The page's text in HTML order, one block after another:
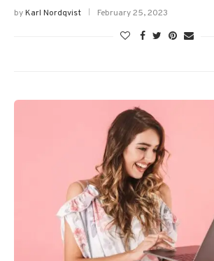
byKarl Nordqvist February 25, 2023